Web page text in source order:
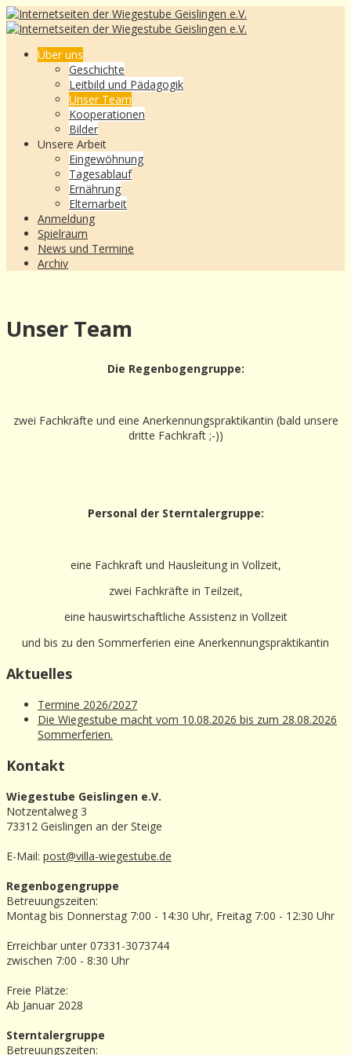
Über uns
Geschichte
Leitbild und Pädagogik
Unser Team
Kooperationen
Bilder
Unsere Arbeit
Eingewöhnung
Tagesablauf
Ernährung
Elternarbeit
Anmeldung
Spielraum
News und Termine
Archiv
Unser Team
Die Regenbogengruppe:
zwei Fachkräfte und eine Anerkennungspraktikantin (bald unsere
dritte Fachkraft ;-))
Personal der Sterntalergruppe:
eine Fachkraft und Hausleitung in Vollzeit,
zwei Fachkräfte in Teilzeit,
eine hauswirtschaftliche Assistenz in Vollzeit
und bis zu den Sommerferien eine Anerkennungspraktikantin
Aktuelles
Termine 2026/2027
Die Wiegestube macht vom 10.08.2026 bis zum 28.08.2026
Sommerferien.
Kontakt
Wiegestube Geislingen e.V.
Notzentalweg 3
73312 Geislingen an der Steige
E-Mail: post@villa-wiegestube.de
Regenbogengruppe
Betreuungszeiten:
Montag bis Donnerstag 7:00 - 14:30 Uhr, Freitag 7:00 - 12:30 Uhr
Erreichbar unter 07331-3073744
zwischen 7:00 - 8:30 Uhr
Freie Plätze:
Ab Januar 2028
Sterntalergruppe
Betreuungszeiten: